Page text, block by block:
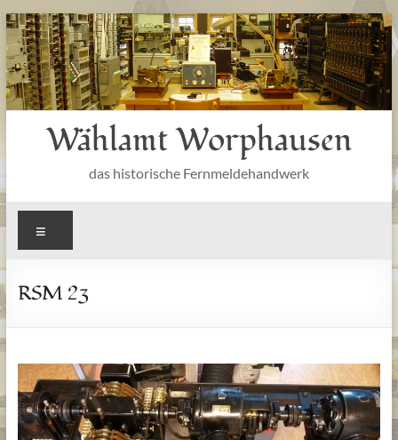
Zum
Inhalt
springen
Wählamt Worphausen
das historische Fernmeldehandwerk
RSM 23